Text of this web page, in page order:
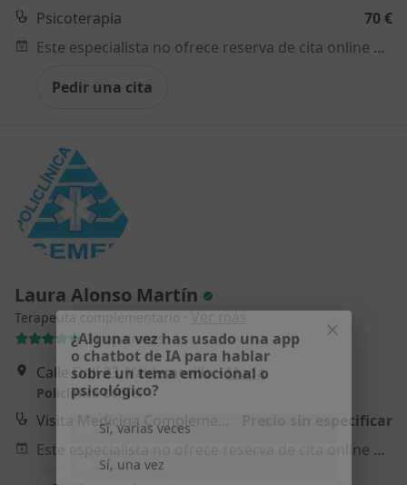
Psicoterapia
70 €
Este especialista no ofrece reserva de cita online en esta dirección.
Pedir una cita
Laura Alonso Martín
Terapeuta complementario ·Ver más
31 opiniones
Calle Dalí 23, Valdemorillo•Mapa
Policlinica Cemei
Visita Medicina Complementaria y terapias alternativas
Precio sin especificar
Este especialista no ofrece reserva de cita online en esta dirección.
¿Alguna vez has usado una app
o chatbot de IA para hablar
sobre un tema emocional o